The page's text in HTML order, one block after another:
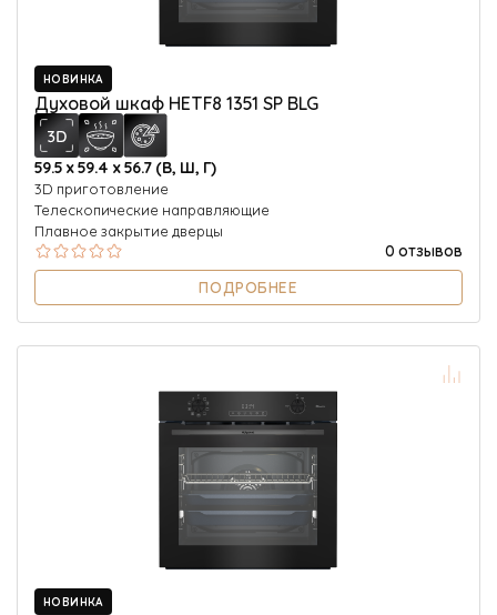
НОВИНКА
Духовой шкаф HETF8 1351 SP BLG
59.5 х 59.4 х 56.7 (В, Ш, Г)
3D приготовление
Телескопические направляющие
Плавное закрытие дверцы
0 отзывов
ПОДРОБНЕЕ
НОВИНКА